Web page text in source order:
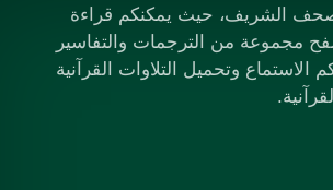
الشريف، حيث يمكنكم قراءة
مجموعة من الترجمات والتفاسير
الاستماع وتحميل التلاوات القرآنية